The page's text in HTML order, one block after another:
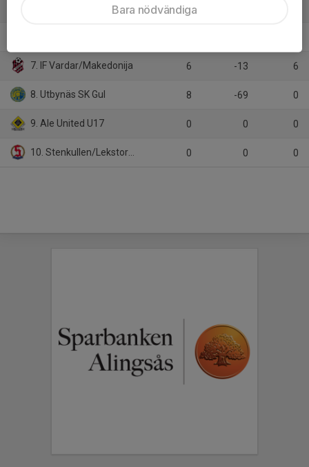
5. Torslanda IK Röd P17 7
7. IF Vardar/Makedonija 6 -13 6
8. Utbynäs SK Gul 8 -69 0
9. Ale United U17 0 0 0
10. Stenkullen/Lekstorp J17 0 0 0
Bara nödvändiga